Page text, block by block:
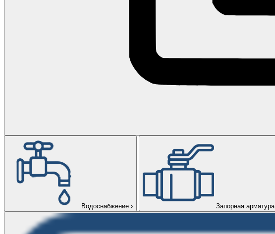
Водоснабжение › Запорная арматура